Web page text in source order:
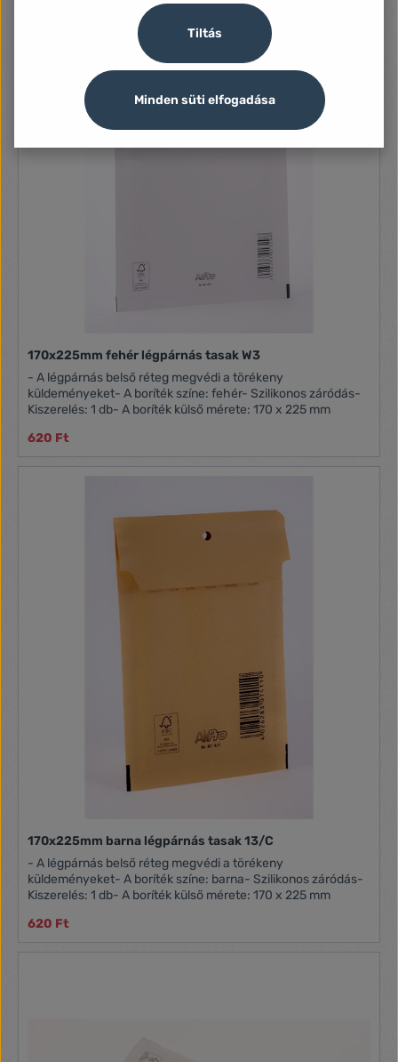
170x225mm fehér légpárnás tasak W3
- A légpárnás belső réteg megvédi a törékeny
küldeményeket- A boríték színe: fehér- Szilikonos záródás-
Kiszerelés: 1 db- A boríték külső mérete: 170 x 225 mm
620 Ft
170x225mm barna légpárnás tasak 13/C
- A légpárnás belső réteg megvédi a törékeny
küldeményeket- A boríték színe: barna- Szilikonos záródás-
Kiszerelés: 1 db- A boríték külső mérete: 170 x 225 mm
620 Ft
Tiltás
Minden süti elfogadása